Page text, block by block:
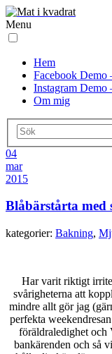
Menu
Hem
Facebook Demo
Instagram Demo
Om mig
04
mar
2015
Blåbärstårta med
kategorier: Bakning,
Har varit riktigt
svårigheterna att
mindre allt gör jag
perfekta
föräldraledighet och
bankärenden och så